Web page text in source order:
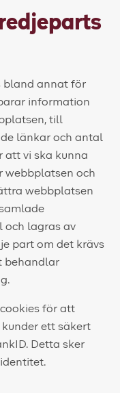
bland annat för
information
till
länkar och antal
att vi ska kunna
webbplatsen och
webbplatsen
och lagras av
part om det krävs
behandlar
för att
ett säkert
Detta sker